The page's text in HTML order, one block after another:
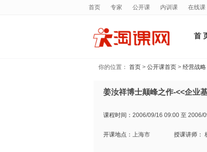
首
你的位置： 首页 > 公开课首页 > 经营战略
姜汝祥博士颠峰之作-<<企业
课程时间： 2006/09/16 09:00 至 2006/
开课地点： 上海市 授课讲师：
首页 专家 公开课 内训课 在线课